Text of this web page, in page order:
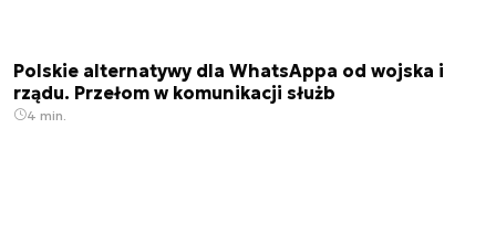
Polskie alternatywy dla WhatsAppa od wojska i
rządu. Przełom w komunikacji służb
4 min.